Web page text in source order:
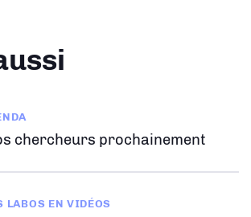
chercheurs prochainement
LABOS EN VIDÉOS